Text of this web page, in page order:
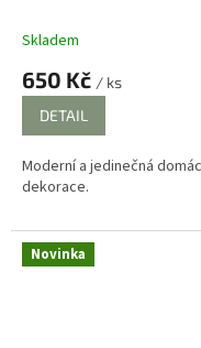
Průměrné
produktu
5
hvězdiček.
Skladem
650 Kč / ks
DETAIL
Moderní a jedinečná
dekorace.
Novinka